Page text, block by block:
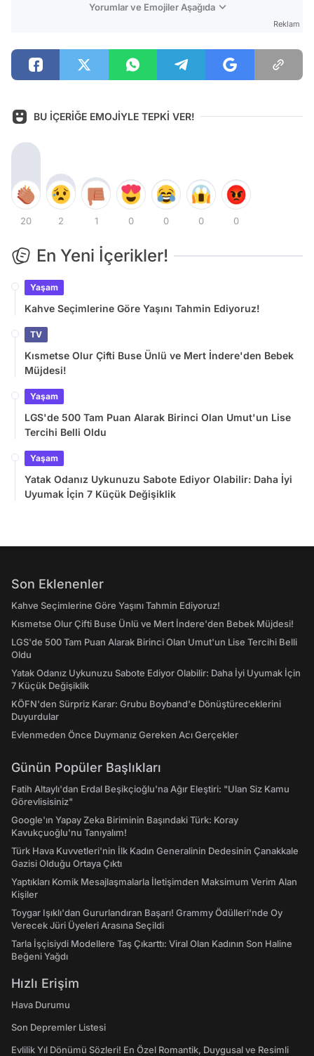
Yorumlar ve Emojiler Aşağıda
Reklam
BU İÇERİĞE EMOJİYLE TEPKİ VER!
20 2 1 0 0 0 0
En Yeni İçerikler!
Yaşam
Kahve Seçimlerine Göre Yaşını Tahmin Ediyoruz!
TV
Kısmetse Olur Çifti Buse Ünlü ve Mert İndere'den Bebek
Müjdesi!
Yaşam
LGS'de 500 Tam Puan Alarak Birinci Olan Umut'un Lise
Tercihi Belli Oldu
Yaşam
Yatak Odanız Uykunuzu Sabote Ediyor Olabilir: Daha İyi
Uyumak İçin 7 Küçük Değişiklik
Son Eklenenler
Kahve Seçimlerine Göre Yaşını Tahmin Ediyoruz!
Kısmetse Olur Çifti Buse Ünlü ve Mert İndere'den Bebek Müjdesi!
LGS'de 500 Tam Puan Alarak Birinci Olan Umut'un Lise Tercihi Belli
Oldu
Yatak Odanız Uykunuzu Sabote Ediyor Olabilir: Daha İyi Uyumak İçin
7 Küçük Değişiklik
KÖFN'den Sürpriz Karar: Grubu Boyband'e Dönüştüreceklerini
Duyurdular
Evlenmeden Önce Duymanız Gereken Acı Gerçekler
Günün Popüler Başlıkları
Fatih Altaylı'dan Erdal Beşikçioğlu'na Ağır Eleştiri: "Ulan Siz Kamu
Görevlisisiniz"
Google'ın Yapay Zeka Biriminin Başındaki Türk: Koray
Kavukçuoğlu'nu Tanıyalım!
Türk Hava Kuvvetleri'nin İlk Kadın Generalinin Dedesinin Çanakkale
Gazisi Olduğu Ortaya Çıktı
Yaptıkları Komik Mesajlaşmalarla İletişimden Maksimum Verim Alan
Kişiler
Toygar Işıklı'dan Gururlandıran Başarı! Grammy Ödülleri'nde Oy
Verecek Jüri Üyeleri Arasına Seçildi
Tarla İşçisiydi Modellere Taş Çıkarttı: Viral Olan Kadının Son Haline
Beğeni Yağdı
Hızlı Erişim
Hava Durumu
Son Depremler Listesi
Evlilik Yıl Dönümü Sözleri! En Özel Romantik, Duygusal ve Resimli